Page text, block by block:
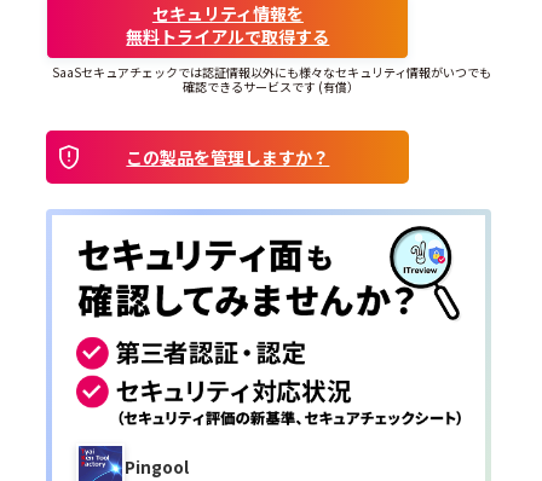
セキュリティ情報を
無料トライアルで取得する
SaaSセキュアチェックでは認証情報以外にも様々なセキュリティ情報がいつでも
確認できるサービスです (有償）
この製品を管理しますか？
Pingool